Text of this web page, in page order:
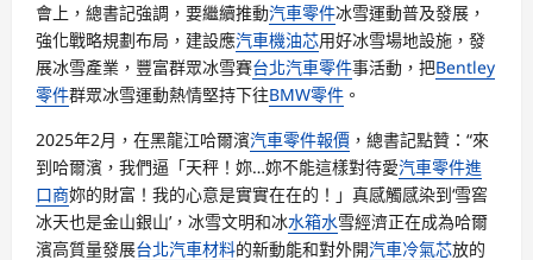
會上，總書記強調，要繼續推動汽車零件冰雪運動普及發展，
強化戰略規劃布局，建設應汽車機油芯用好冰雪場地設施，發
展冰雪產業，豐富群眾冰雪賽台北汽車零件事活動，把Bentley
零件群眾冰雪運動熱情堅持下往BMW零件 。
2025年2月，在黑龍江哈爾濱汽車零件報價 ，總書記點贊：“來
到哈爾濱，我們逼「天秤！妳…妳不能這樣對待愛汽車零件進
口商妳的財富！我的心意是實實在在的！」真感觸感染到‘雪窖
冰天也是金山銀山’，冰雪文明和冰水箱水雪經濟正在成為哈爾
濱高質量發展台北汽車材料的新動能和對外開汽車冷氣芯放的